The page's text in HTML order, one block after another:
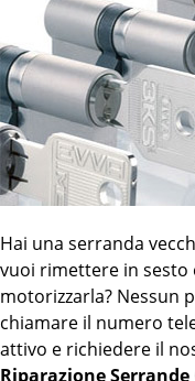
Hai una serranda
vuoi rimettere in sesto
motorizzarla? Nessun
chiamare il numero
attivo e richiedere il
Riparazione Serrande